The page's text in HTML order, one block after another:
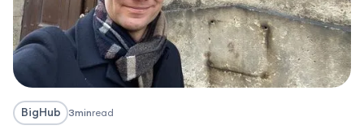
BigHub 3minread